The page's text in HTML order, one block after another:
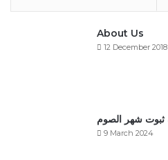
About Us
12 December 2018
9 March 2024